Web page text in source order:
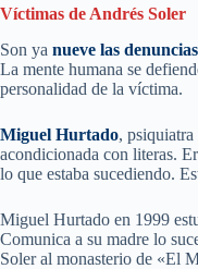
Víctimas de Andrés Soler
Son ya nueve las
La mente humana se
personalidad de la víctima.
Miguel Hurtado,
acondicionada con literas.
lo que estaba sucediendo.
Miguel Hurtado en 1999
Comunica a su madre lo
Soler al monasterio de «El